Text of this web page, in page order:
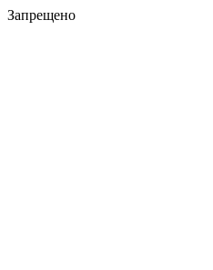
Запрещено